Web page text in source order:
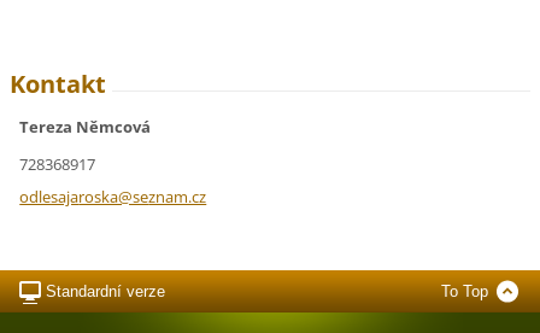
Kontakt
Tereza Němcová
728368917
odlesajaroska@seznam.cz
Standardní verze To Top